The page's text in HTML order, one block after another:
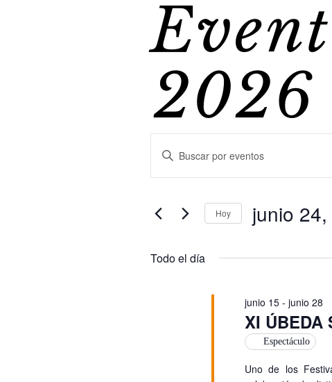
2026
de
Introduce
palabra
Busca
Eventos
palabra
Hoy junio
fecha.
Todo el día
XI ÚBEDA
junio 15- junio 28
Espectáculo
Uno de los